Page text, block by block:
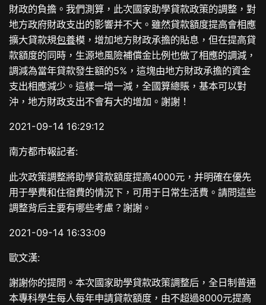
財政的負擔。我們測算，此次國家助學貸款政策的調整，對
地方政府財政支出的影響并不大。雖然貸款額度提高會相應
擴大貸款規包養模，增加地方財政承擔的貼息，但在提高貸
款額度的同時，生源地風險補償金比例也做了相應的調減，
調減為當年貸款發生額的5%，這塊由地方財政承擔的資金
支出相應減少。這樣一增一減，全國算總賬，基本可以對
沖，地方財政支出不會有大的增加。謝謝！
2021-09-14 16:29:12
南方都市報記者:
此次政策調整將助學貸款額度提高4000元，并明確在優先
用于學費和住宿費的情況下，可用于日常生活費。請問這些
調整背后主要有哪些考慮？謝謝。
2021-09-14 16:33:09
歐文漢:
謝謝你的提問。本次國家助學貸款政策調整后，全日制普通
本專科學生每人每年申請貸款額度，由不超過8000元提高